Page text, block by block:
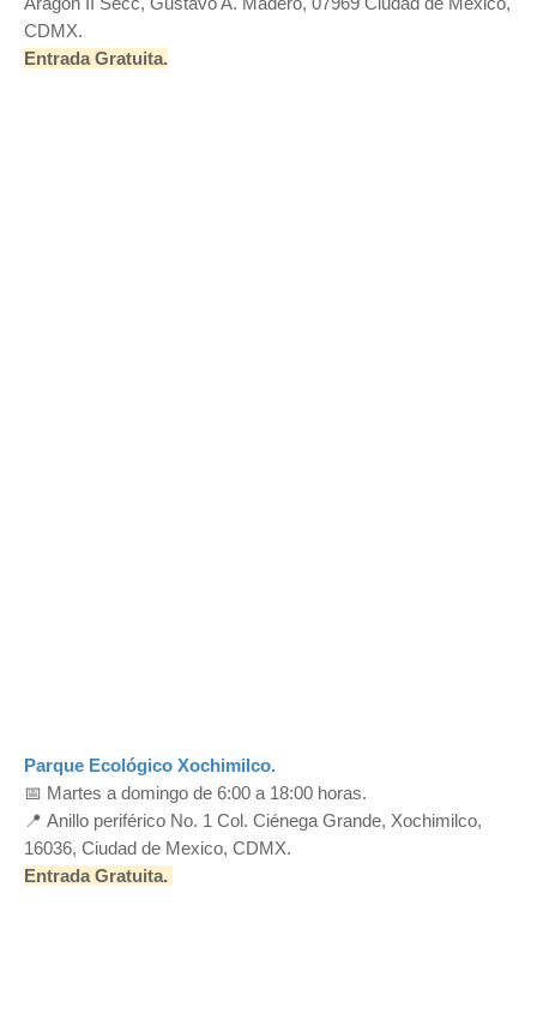
CDMX.
Entrada Gratuita.
Parque Ecológico Xochimilco.
📅 Martes a domingo de 6:00 a 18:00 horas.
📍 Anillo periférico No. 1 Col. Ciénega Grande, Xochimilco,
16036, Ciudad de Mexico, CDMX.
Entrada Gratuita.